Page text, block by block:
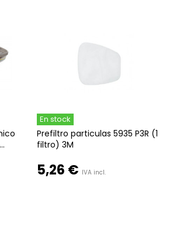
En stock
Prefiltro particulas 5935 P3R (1
filtro) 3M
5,26 € IVA incl.